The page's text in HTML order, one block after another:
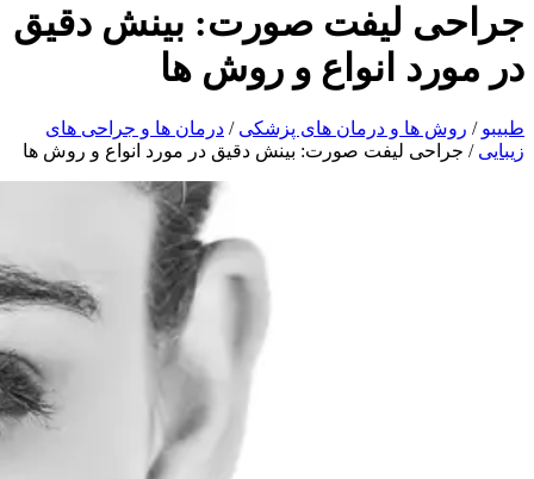
جراحی لیفت صورت: بینش دقیق
در مورد انواع و روش ها
طبیبو / روش ها و درمان های پزشکی / درمان ها و جراحی های
زیبایی / جراحی لیفت صورت: بینش دقیق در مورد انواع و روش ها